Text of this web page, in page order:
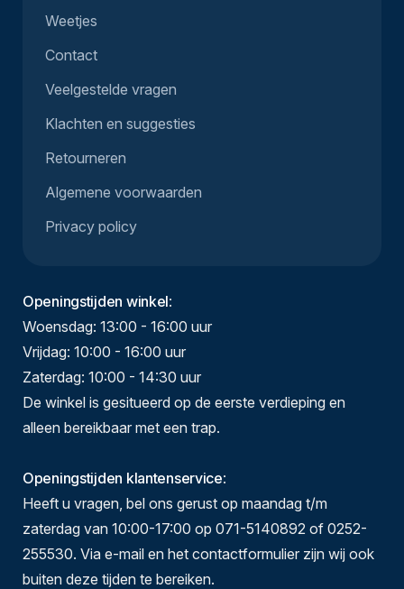
Weetjes
Contact
Veelgestelde vragen
Klachten en suggesties
Retourneren
Algemene voorwaarden
Privacy policy
Openingstijden winkel:
Woensdag: 13:00 - 16:00 uur
Vrijdag: 10:00 - 16:00 uur
Zaterdag: 10:00 - 14:30 uur
De winkel is gesitueerd op de eerste verdieping en
alleen bereikbaar met een trap.
Openingstijden klantenservice:
Heeft u vragen, bel ons gerust op maandag t/m
zaterdag van 10:00-17:00 op 071-5140892 of 0252-
255530. Via e-mail en het contactformulier zijn wij ook
buiten deze tijden te bereiken.